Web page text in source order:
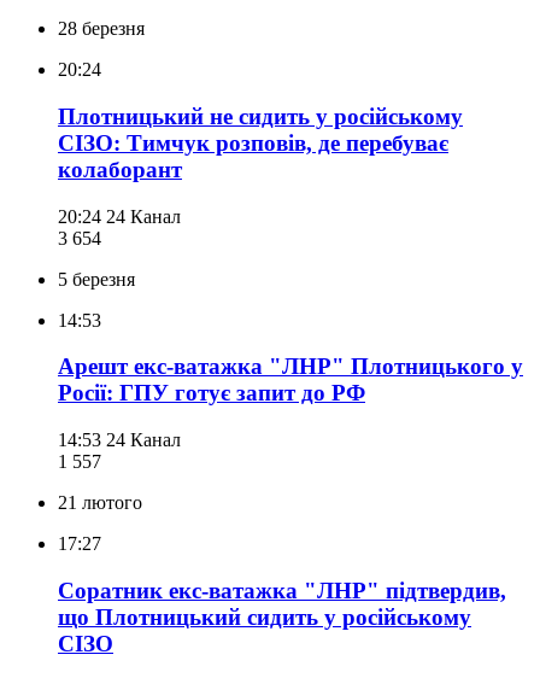
28 березня
20:24
Плотницький не сидить у російському
СІЗО: Тимчук розповів, де перебуває
колаборант
20:24 24 Канал
3 654
5 березня
14:53
Арешт екс-ватажка "ЛНР" Плотницького у
Росії: ГПУ готує запит до РФ
14:53 24 Канал
1 557
21 лютого
17:27
Соратник екс-ватажка "ЛНР" підтвердив,
що Плотницький сидить у російському
СІЗО